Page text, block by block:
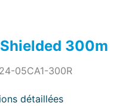
300m
05CA1-300R
détaillées